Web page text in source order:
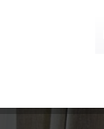
Personalisierung